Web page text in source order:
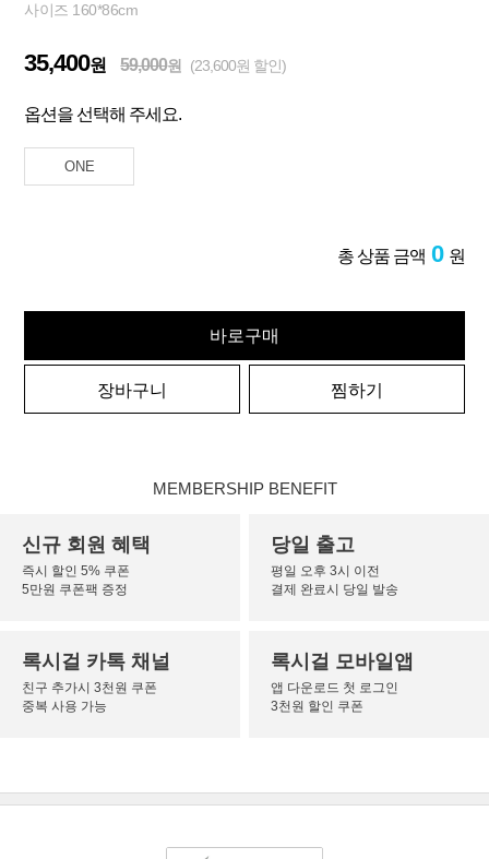
사이즈 160*86cm
35,400원 59,000원 (23,600원 할인)
옵션을 선택해 주세요.
ONE
총 상품 금액 0 원
바로구매
장바구니 찜하기
MEMBERSHIP BENEFIT
신규 회원 혜택
즉시 할인 5% 쿠폰
5만원 쿠폰팩 증정
당일 출고
평일 오후 3시 이전
결제 완료시 당일 발송
록시걸 카톡 채널
친구 추가시 3천원 쿠폰
중복 사용 가능
록시걸 모바일앱
앱 다운로드 첫 로그인
3천원 할인 쿠폰